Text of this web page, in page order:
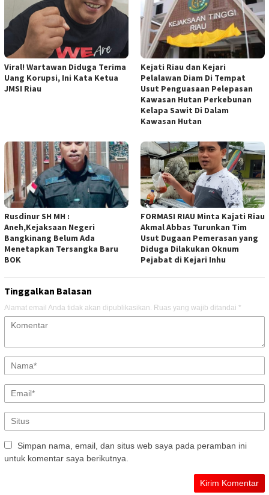
Viral! Wartawan Diduga Terima
Uang Korupsi, Ini Kata Ketua
JMSI Riau
Kejati Riau dan Kejari
Pelalawan Diam Di Tempat
Usut Penguasaan Pelepasan
Kawasan Hutan Perkebunan
Kelapa Sawit Di Dalam
Kawasan Hutan
Rusdinur SH MH :
Aneh,Kejaksaan Negeri
Bangkinang Belum Ada
Menetapkan Tersangka Baru
BOK
FORMASI RIAU Minta Kajati Riau
Akmal Abbas Turunkan Tim
Usut Dugaan Pemerasan yang
Diduga Dilakukan Oknum
Pejabat di Kejari Inhu
Tinggalkan Balasan
Alamat email Anda tidak akan dipublikasikan. Ruas yang wajib ditandai *
Simpan nama, email, dan situs web saya pada peramban ini
untuk komentar saya berikutnya.